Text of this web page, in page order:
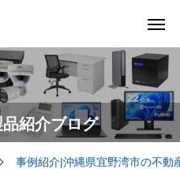
紹介ブログ
事例紹介|沖縄県宜野湾市の不動